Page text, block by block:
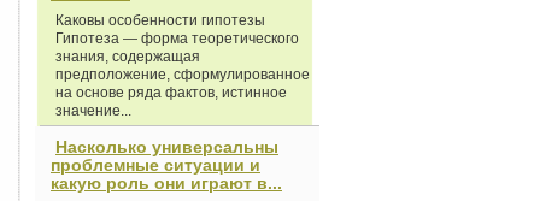
Каковы особенности гипотезы
Гипотеза — форма теоретического
знания, содержащая
предположение, сформулированное
на основе ряда фактов, истинное
значение...
Насколько универсальны
проблемные ситуации и
какую роль они играют в...